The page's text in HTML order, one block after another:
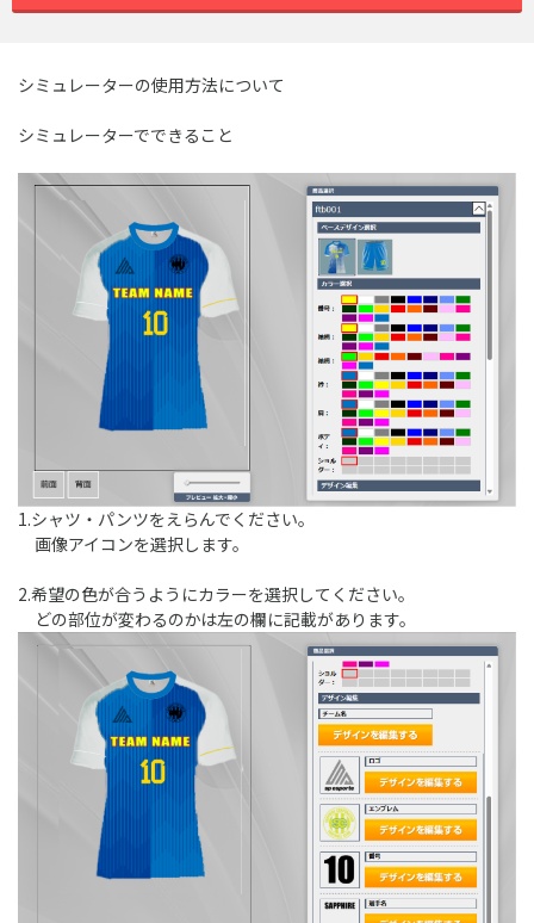
シミュレーターの使用方法について
シミュレーターでできること
1.シャツ・パンツをえらんでください。
画像アイコンを選択します。
2.希望の色が合うようにカラーを選択してください。
どの部位が変わるのかは左の欄に記載があります。